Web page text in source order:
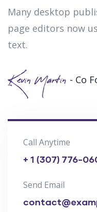
Many desktop
page editors now
text.
Kevin Martin - Co
Call Anytime
+ 1 (307) 776-
Send Email